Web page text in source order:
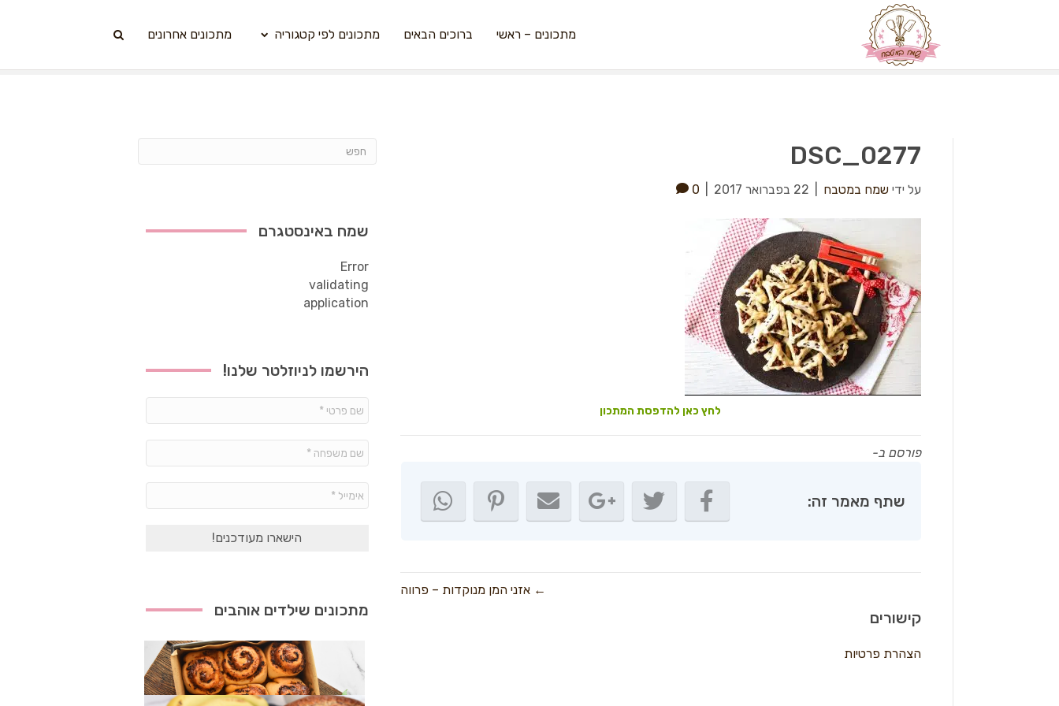
מתכונים – ראשי ברוכים הבאים מתכונים לפי קטגוריה מתכונים אחרונים
DSC_0277
על ידי שמח במטבח 22 בפברואר 2017 0
לחץ כאן להדפסת המתכון
פורסם ב-
שתף מאמר זה:
← אזני המן מנוקדות – פרווה
קישורים
הצהרת פרטיות
שמח באינסטגרם
Error
validating
application
הירשמו לניוזלטר שלנו!
פרטי
משפחה
*
מתכונים שילדים אוהבים